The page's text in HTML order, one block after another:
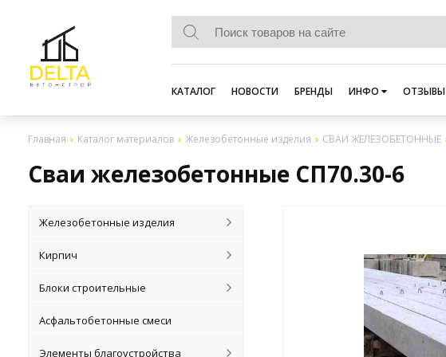
КАТАЛОГ НОВОСТИ БРЕНДЫ ИНФО ОТЗЫВЫ
Главная Каталог материалов Железобетонные изделия СВАИ ЖЕЛЕЗОБЕТОННЫЕ
Сваи железобетонные СП70.30-6
Железобетонные изделия
Кирпич
Блоки строительные
Асфальтобетонные смеси
Элементы благоустройства